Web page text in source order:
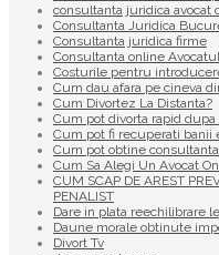
consultanta juridica avocat
Consultanta Juridica
Consultanta juridica firme
Consultanta online
Costurile pentru
Cum dau afara pe cineva
Cum Divortez La Distanta?
Cum pot divorta rapid
Cum pot fi recuperati banii
Cum pot obtine
Cum Sa Alegi Un Avocat
CUM SCAP DE AREST
PENALIST
Dare in plata reechilibrare
Daune morale obtinute
Divort Tv